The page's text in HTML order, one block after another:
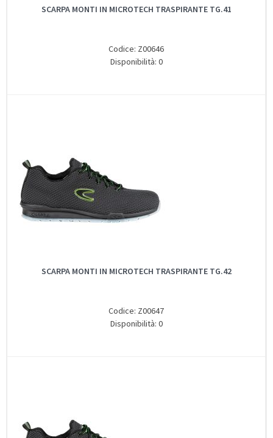
SCARPA MONTI IN MICROTECH TRASPIRANTE TG.41
Codice: Z00646
Disponibilità: 0
SCARPA MONTI IN MICROTECH TRASPIRANTE TG.42
Codice: Z00647
Disponibilità: 0